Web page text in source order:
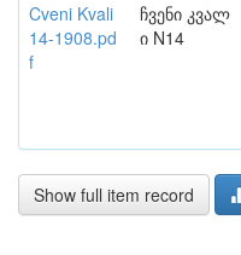
Cveni Kvali
14-1908.pd
f
ჩვენი კვალ
ი N14
Show full item record